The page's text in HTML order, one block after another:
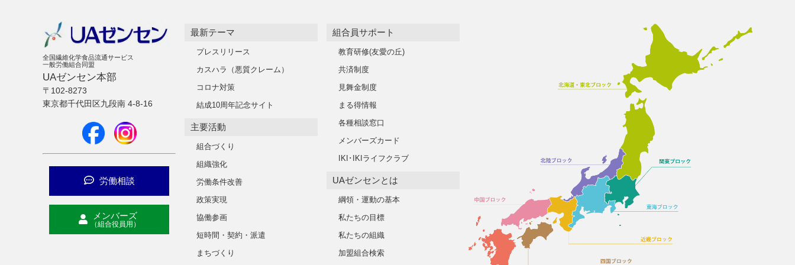
全国繊維化学食品流通サービス
一般労働組合同盟
UAゼンセン本部
〒102-8273
東京都千代田区九段南 4-8-16
労働相談
メンバーズ
（組合役員用）
最新テーマ
プレスリリース
カスハラ（悪質クレーム）
コロナ対策
結成10周年記念サイト
主要活動
組合づくり
組織強化
労働条件改善
政策実現
協働参画
短時間・契約・派遣
まちづくり
組合員サポート
教育研修(友愛の丘)
共済制度
見舞金制度
まる得情報
各種相談窓口
メンバーズカード
IKI･IKIライフクラブ
UAゼンセンとは
綱領・運動の基本
私たちの目標
私たちの組織
加盟組合検索